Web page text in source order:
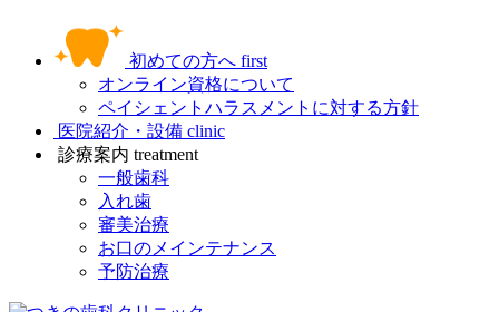
初めての方へ first
オンライン資格について
ペイシェントハラスメントに対する方針
医院紹介・設備 clinic
診療案内 treatment
一般歯科
入れ歯
審美治療
お口のメインテナンス
予防治療